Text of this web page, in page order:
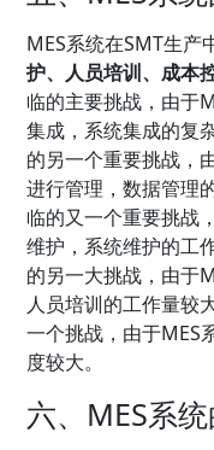
MES系统在SMT生产
护、人员培训、成本
临的主要挑战，由于
集成，系统集成的复
的另一个重要挑战，
进行管理，数据管理
临的又一个重要挑战
维护，系统维护的工
的另一大挑战，由于
人员培训的工作量较
一个挑战，由于MES
度较大。
六、MES系